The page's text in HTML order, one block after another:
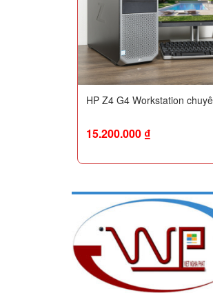
HP Z4 G4 Workstation
15.200.000 ₫